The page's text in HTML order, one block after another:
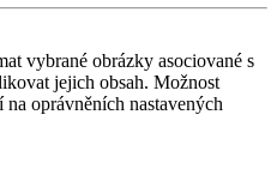
vybrané obrázky asociované s
jejich obsah. Možnost
oprávněních nastavených